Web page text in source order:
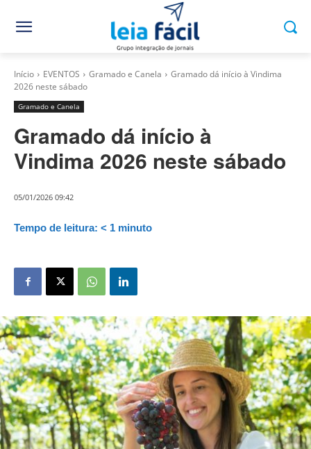
Início EVENTOS Gramado e Canela
Gramado dá início à Vindima
2026 neste sábado
Gramado e Canela
Gramado dá início à
Vindima 2026 neste sábado
05/01/2026 09:42
Tempo de leitura: < 1 minuto